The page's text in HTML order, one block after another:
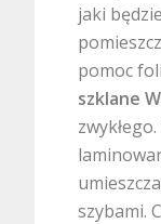
jaki
pomoc
szklane
szybami.